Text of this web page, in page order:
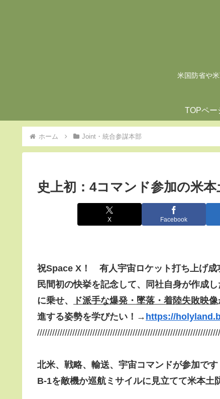
米国防省や
TOPペー
ホーム Joint・統合参謀本部
史上初：4コマンド参加の米
X Facebook
祝Space X！ 有人宇宙ロケット打ち上げ成
民間初の快挙を記念して、同社自身が作成し
に乗せ、
ド派手な爆発・墜落・着陸失敗映像
進する姿勢を学びたい！ → https://
北米、戦略、輸送、宇宙コマンドが参加です
B-1を敵機か巡航ミサイルに見立てて米本土